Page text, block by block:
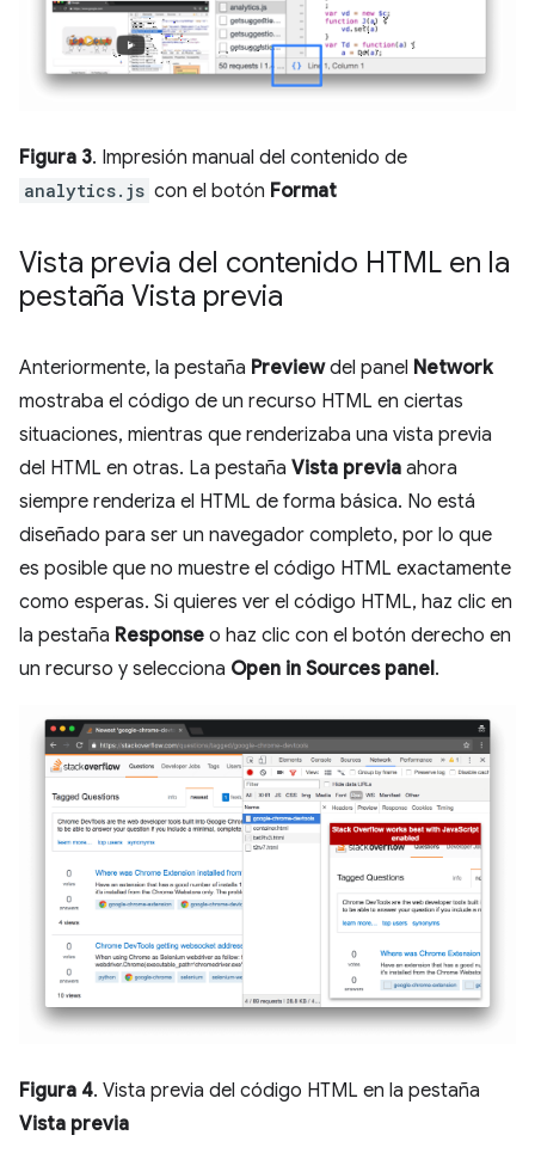
Figura 3. Impresión manual del contenido de
analytics.js con el botón Format
Vista previa del contenido HTML en la
pestaña Vista previa
Anteriormente, la pestaña Previewdel panel Network
mostraba el código de un recurso HTML en ciertas
situaciones, mientras que renderizaba una vista previa
del HTML en otras. La pestaña Vista previa ahora
siempre renderiza el HTML de forma básica. No está
diseñado para ser un navegador completo, por lo que
es posible que no muestre el código HTML exactamente
como esperas. Si quieres ver el código HTML, haz clic en
la pestaña Response o haz clic con el botón derecho en
un recurso y selecciona Open in Sources panel.
Figura 4. Vista previa del código HTML en la pestaña
Vista previa